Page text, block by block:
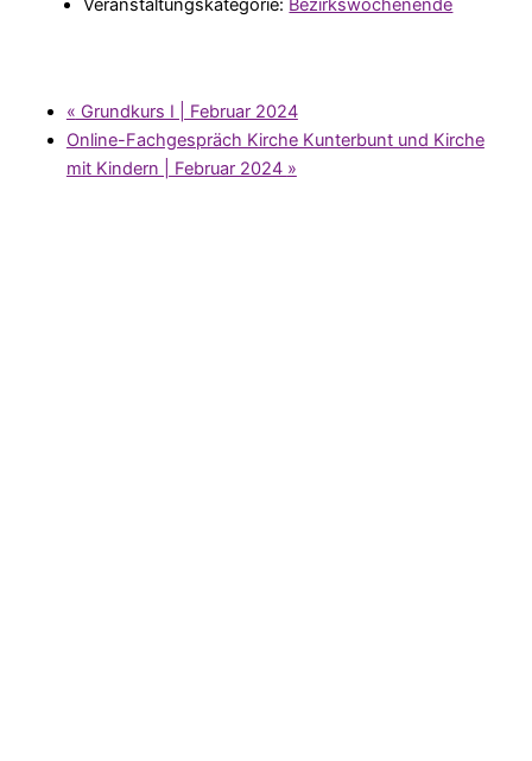
Veranstaltungskategorie: Bezirkswochenende
« Grundkurs I | Februar 2024
Online-Fachgespräch Kirche Kunterbunt und Kirche
mit Kindern | Februar 2024 »